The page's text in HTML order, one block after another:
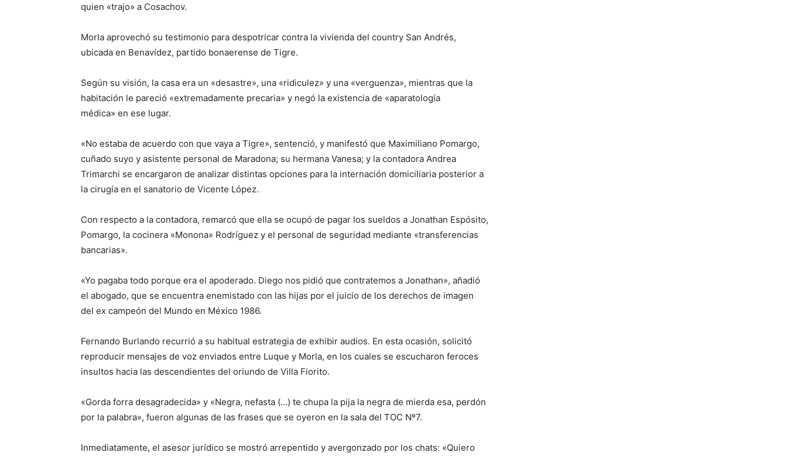
quien «trajo» a Cosachov.
Morla aprovechó su testimonio para despotricar contra la vivienda del country San Andrés,
ubicada en Benavídez, partido bonaerense de Tigre.
Según su visión, la casa era un «desastre», una «ridiculez» y una «verguenza», mientras que la
habitación le pareció «extremadamente precaria» y negó la existencia de «aparatología
médica» en ese lugar.
«No estaba de acuerdo con que vaya a Tigre», sentenció, y manifestó que Maximiliano Pomargo,
cuñado suyo y asistente personal de Maradona; su hermana Vanesa; y la contadora Andrea
Trimarchi se encargaron de analizar distintas opciones para la internación domiciliaria posterior a
la cirugía en el sanatorio de Vicente López.
Con respecto a la contadora, remarcó que ella se ocupó de pagar los sueldos a Jonathan Espósito,
Pomargo, la cocinera «Monona» Rodríguez y el personal de seguridad mediante «transferencias
bancarias».
«Yo pagaba todo porque era el apoderado. Diego nos pidió que contratemos a Jonathan», añadió
el abogado, que se encuentra enemistado con las hijas por el juicio de los derechos de imagen
del ex campeón del Mundo en México 1986.
Fernando Burlando recurrió a su habitual estrategia de exhibir audios. En esta ocasión, solicitó
reproducir mensajes de voz enviados entre Luque y Morla, en los cuales se escucharon feroces
insultos hacia las descendientes del oriundo de Villa Fiorito.
«Gorda forra desagradecida» y «Negra, nefasta (…) te chupa la pija la negra de mierda esa, perdón
por la palabra», fueron algunas de las frases que se oyeron en la sala del TOC Nº7.
Inmediatamente, el asesor jurídico se mostró arrepentido y avergonzado por los chats: «Quiero